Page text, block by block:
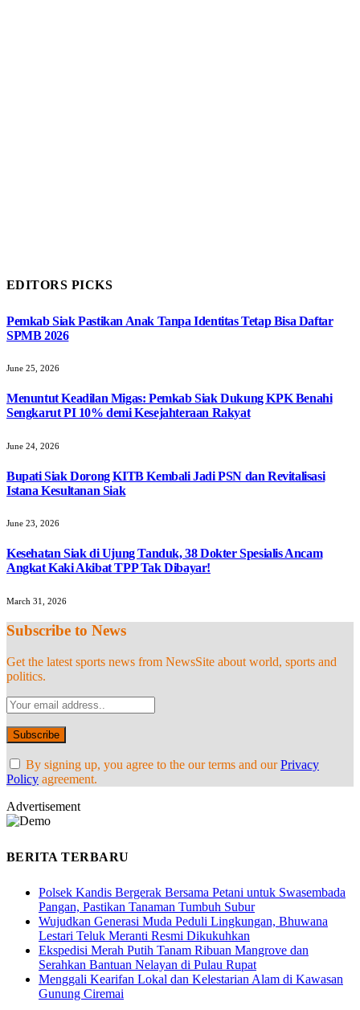
EDITORS PICKS
Pemkab Siak Pastikan Anak Tanpa Identitas Tetap Bisa Daftar
SPMB 2026
June 25, 2026
Menuntut Keadilan Migas: Pemkab Siak Dukung KPK Benahi
Sengkarut PI 10% demi Kesejahteraan Rakyat
June 24, 2026
Bupati Siak Dorong KITB Kembali Jadi PSN dan Revitalisasi
Istana Kesultanan Siak
June 23, 2026
Kesehatan Siak di Ujung Tanduk, 38 Dokter Spesialis Ancam
Angkat Kaki Akibat TPP Tak Dibayar!
March 31, 2026
Subscribe to News
Get the latest sports news from NewsSite about world, sports and
politics.
By signing up, you agree to the our terms and ourPrivacy
Policy agreement.
Advertisement
BERITA TERBARU
Polsek Kandis Bergerak Bersama Petani untuk Swasembada
Pangan, Pastikan Tanaman Tumbuh Subur
Wujudkan Generasi Muda Peduli Lingkungan, Bhuwana
Lestari Teluk Meranti Resmi Dikukuhkan
Ekspedisi Merah Putih Tanam Ribuan Mangrove dan
Serahkan Bantuan Nelayan di Pulau Rupat
Menggali Kearifan Lokal dan Kelestarian Alam di Kawasan
Gunung Ciremai